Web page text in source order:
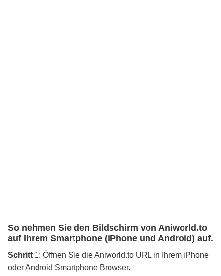
So nehmen Sie den Bildschirm von Aniworld.to
auf Ihrem Smartphone (iPhone und Android) auf.
Schritt 1: Öffnen Sie die Aniworld.to URL in Ihrem iPhone
oder Android Smartphone Browser.